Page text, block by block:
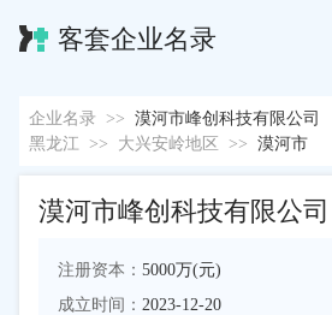
客套企业名录
企业名录 >> 漠河市峰创科技有限公司
黑龙江
>> 大兴安岭地区 >> 漠河市
漠河市峰创科技有限公司
注册资本： 5000万(元)
成立时间： 2023-12-20